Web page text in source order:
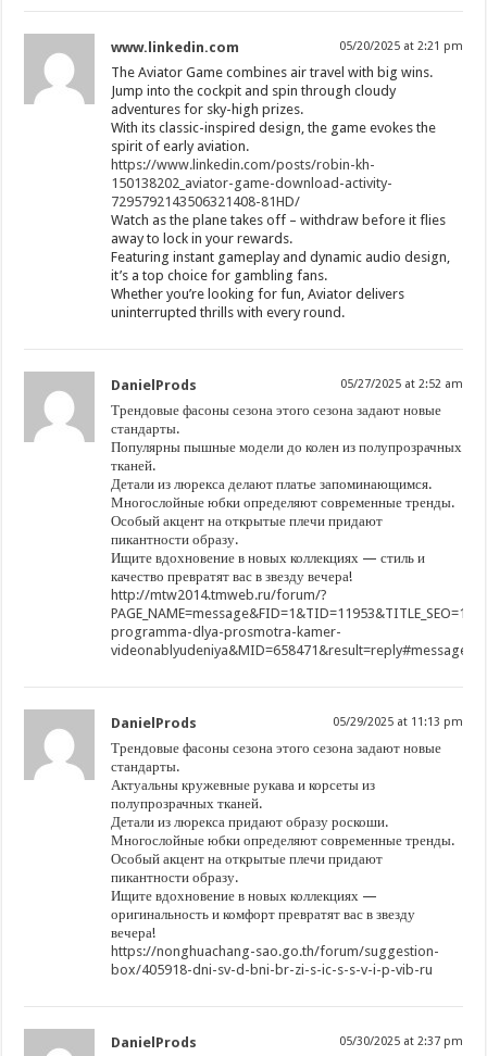
www.linkedin.com 05/20/2025 at 2:21 pm
The Aviator Game combines air travel with big wins.
Jump into the cockpit and spin through cloudy
adventures for sky-high prizes.
With its classic-inspired design, the game evokes the
spirit of early aviation.
https://www.linkedin.com/posts/robin-kh-
150138202_aviator-game-download-activity-
7295792143506321408-81HD/
Watch as the plane takes off – withdraw before it flies
away to lock in your rewards.
Featuring instant gameplay and dynamic audio design,
it’s a top choice for gambling fans.
Whether you’re looking for fun, Aviator delivers
uninterrupted thrills with every round.
DanielProds 05/27/2025 at 2:52 am
Трендовые фасоны сезона этого сезона задают новые
стандарты.
Популярны пышные модели до колен из полупрозрачных
тканей.
Детали из люрекса делают платье запоминающимся.
Многослойные юбки определяют современные тренды.
Особый акцент на открытые плечи придают
пикантности образу.
Ищите вдохновение в новых коллекциях — стиль и
качество превратят вас в звезду вечера!
http://mtw2014.tmweb.ru/forum/?
programma-dlya-prosmotra-kamer-
DanielProds 05/29/2025 at 11:13 pm
Трендовые фасоны сезона этого сезона задают новые
стандарты.
Актуальны кружевные рукава и корсеты из
полупрозрачных тканей.
Детали из люрекса придают образу роскоши.
Многослойные юбки определяют современные тренды.
Особый акцент на открытые плечи придают
пикантности образу.
Ищите вдохновение в новых коллекциях —
оригинальность и комфорт превратят вас в звезду
вечера!
https://nonghuachang-sao.go.th/forum/suggestion-
box/405918-dni-sv-d-bni-br-zi-s-ic-s-s-v-i-p-vib-ru
DanielProds 05/30/2025 at 2:37 pm